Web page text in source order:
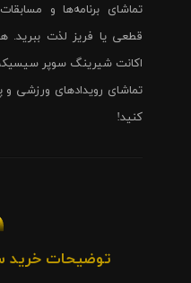
تماشای برنامه‌ها و
قطعی یا فریز لذت ببرید.
اکانت شیرینگ سوپر سیسیکم
تماشای رویدادهای ورزشی
کنید!
توضیحات